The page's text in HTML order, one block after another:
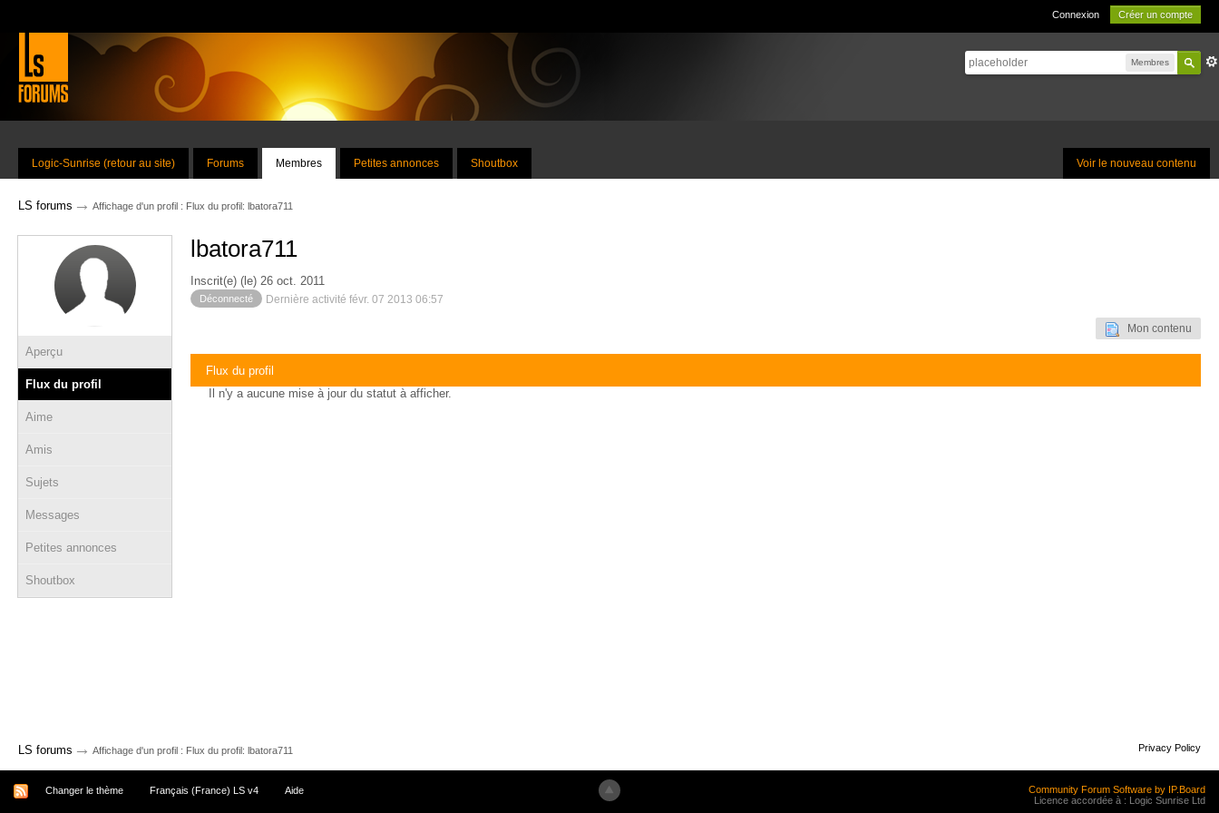
Connexion Créer un compte
Membres
Voir le nouveau contenu
Logic-Sunrise (retour au site) Forums Membres Petites annonces Shoutbox
LS forums → Affichage d'un profil : Flux du profil: lbatora711
Aperçu
Flux du profil
Aime
Amis
Sujets
Messages
Petites annonces
Shoutbox
lbatora711
Inscrit(e) (le) 26 oct. 2011
Déconnecté Dernière activité févr. 07 2013 06:57
Mon contenu
Flux du profil
Il n'y a aucune mise à jour du statut à afficher.
LS forums → Affichage d'un profil : Flux du profil: lbatora711 Privacy Policy
Changer le thème Français (France) LS v4 Aide
Community Forum Software by IP.Board
Licence accordée à : Logic Sunrise Ltd